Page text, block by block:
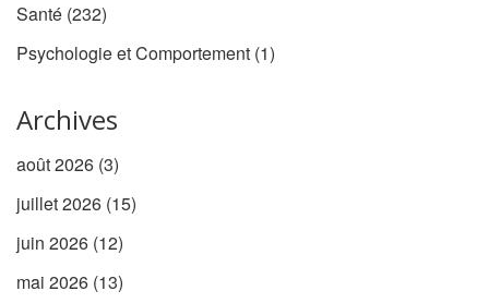
Santé (232)
Psychologie et Comportement (1)
Archives
août 2026 (3)
juillet 2026 (15)
juin 2026 (12)
mai 2026 (13)